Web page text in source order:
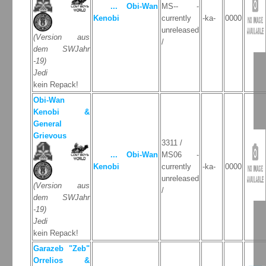
(Version aus
dem SWJahr
-19)
Jedi
kein Repack!
... Obi-Wan
Kenobi
MS-- -
currently
unreleased
/
-ka- 0000
Obi-Wan
Kenobi &
General
Grievous
(Version aus
dem SWJahr
-19)
Jedi
kein Repack!
... Obi-Wan
Kenobi
3311 /
MS06 -
currently
unreleased
/
-ka- 0000
Garazeb "Zeb"
Orrelios &